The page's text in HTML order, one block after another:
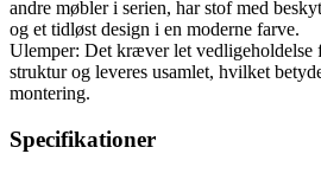
andre møbler i serien, har stof med
og et tidløst design i en moderne farve.
Ulemper: Det kræver let vedligeholdelse
struktur og leveres usamlet, hvilket
montering.
Specifikationer